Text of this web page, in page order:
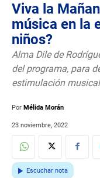
Viva la
música en la
niños?
Alma Dile de
del programa, para
estimulación
Por Mélida Morán
23 noviembre, 2022
Escuchar nota